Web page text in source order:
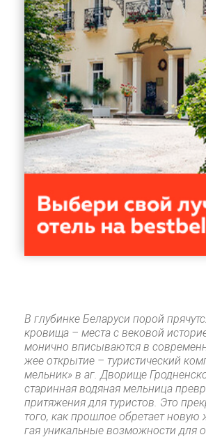
В глу­бин­ке Бе­ла­ру­си по­рой
кро­ви­ща – ме­ста с ве­ко­вой
мо­нич­но впи­сы­ва­ют­ся в
жее от­кры­тие – ту­ри­сти­че­ский
мель­ник» в аг. Дво­ри­ще
ста­рин­ная во­дя­ная мель­ни­ца
при­тя­же­ния для ту­ри­стов. Это
то­го, как про­шлое об­ре­та­ет
гая уни­каль­ные воз­мож­но­сти для